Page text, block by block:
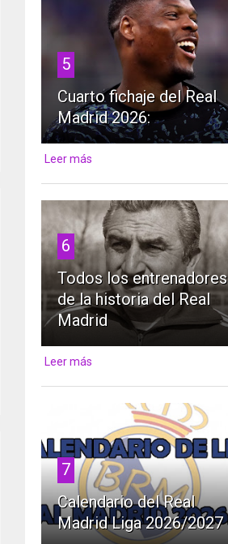
5
Cuarto fichaje del Real
Madrid 2026:
Leer más
6
Todos los entrenadores
de la historia del Real
Madrid
Leer más
7
Calendario del Real
Madrid Liga 2026/2027